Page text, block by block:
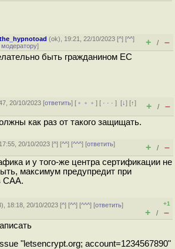
(ok), 19:21, 22/10/2023 [^] [^^]
модератору] + / –
быть гражданином ЕС
20/10/2023 [ответить] [ ﹢﹢﹢] [ · · ·][↓] [↑]
+ / –
как раз от такого защищать.
20/10/2023 [^] [^^] [^^^] [ответить]
+ / –
и у того-же центра сертификации не
максимум предупредит при
CAA.
), 18:18, 20/10/2023 [^] [^^] [^^^] [ответить]
+1
+ / –
"letsencrypt.org; account=1234567890"